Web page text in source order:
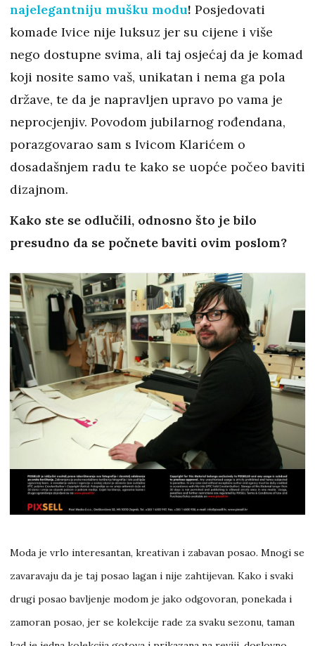
najelegantniju mušku modu! Posjedovati
komade Ivice nije luksuz jer su cijene i više
nego dostupne svima, ali taj osjećaj da je komad
koji nosite samo vaš, unikatan i nema ga pola
države, te da je napravljen upravo po vama je
neprocjenjiv. Povodom jubilarnog rođendana,
porazgovarao sam s Ivicom Klarićem o
dosadašnjem radu te kako se uopće počeo baviti
dizajnom.
Kako ste se odlučili, odnosno što je bilo
presudno da se počnete baviti ovim poslom?
Moda je vrlo interesantan, kreativan i zabavan posao. Mnogi se
zavaravaju da je taj posao lagan i nije zahtijevan. Kako i svaki
drugi posao bavljenje modom je jako odgovoran, ponekada i
zamoran posao, jer se kolekcije rade za svaku sezonu, taman